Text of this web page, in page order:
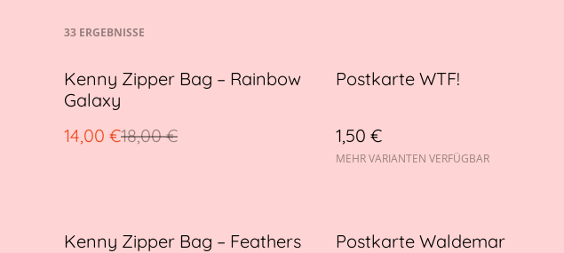
33 ERGEBNISSE
%
Kenny Zipper Bag – Rainbow
Galaxy
14,00 €18,00 €
Postkarte WTF!
1,50 €
MEHR VARIANTEN VERFÜGBAR
%
Kenny Zipper Bag – Feathers Postkarte Waldemar